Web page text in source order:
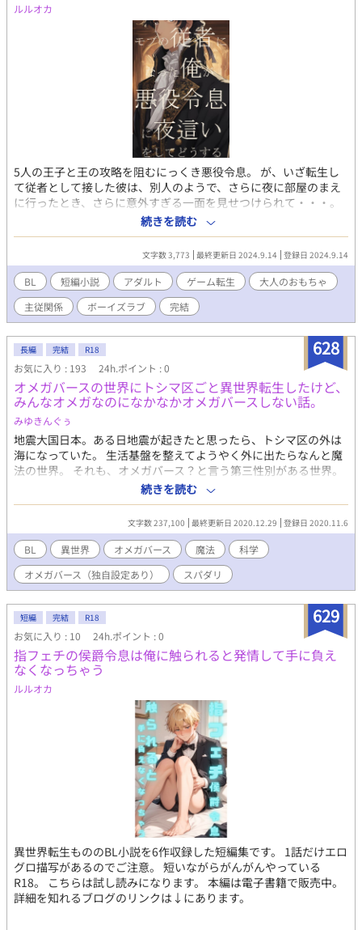
ルルオカ
5人の王子と王の攻略を阻むにっくき悪役令息。 が、いざ転生し
て従者として接した彼は、別人のようで、さらに夜に部屋のまえ
に行ったとき、さらに意外すぎる一面を見せつけられて・・・。
異世界転生ものBL小説です。R18。 「悪役令息の俺が王子たちに
夜這いされてどうする」のおまけの小説。 元ネタの小説は電子書
籍で販売中。 詳細が知れるブログのリンクは↓にあります。
続きを読む
文字数 3,773 最終更新日 2024.9.14 登録日 2024.9.14
BL 短編小説 アダルト ゲーム転生
大人のおもちゃ
主従関係
ボーイズラブ 完結
628
長編 完結 R18
お気に入り : 193 24h.ポイント : 0
オメガバースの世界にトシマ区ごと異世界転生したけど、
みんなオメガなのになかなかオメガバースしない話。
みゆきんぐぅ
地震大国日本。ある日地震が起きたと思ったら、トシマ区の外は
海になっていた。 生活基盤を整えてようやく外に出たらなんと魔
法の世界。 それも、オメガバース？と言う第三性別がある世界。
特徴を聞いてみたけど、・・・あれ？今トシマ区に居るやつ全員
オメガ？？ 「オメガはひれ伏せ？・・・頭沸いてるのか？？」 オ
メガの地位が低い世界に転生したけど、現代の科学を使って無双
します。 ただ、早い段階で番ができます。 なにがオメガバースし
ないかというと・・・それは本編で確認してし見てくださいw
「婚約破棄され売れ残りなのに、粘着質次期宰相につかまりまし
た。」 が、終わったら書き始めます。 ※誤字脱字超絶ごめんなさ
い ※短話ですけど1話ではないです。浮かぶ限りかきますです。
（12話で収まればいいな） ※ヨーロッパ風中世ファンタジーと、
現代が同時に出てきます。 ※オメガバースのルールは独自ルール
が入ります。（オメガ同士妊娠できたり） ※（私が書く）受けは
快楽に弱いです。 ※目指せ1日1回更新（更新開始は11月末予定）
続きを読む
文字数 237,100 最終更新日 2020.12.29 登録日 2020.11.6
BL 異世界 オメガバース 魔法
科学
オメガバース（独自設定あり）
スパダリ
629
短編 完結 R18
お気に入り : 10 24h.ポイント : 0
指フェチの侯爵令息は俺に触られると発情して手に負え
なくなっちゃう
ルルオカ
異世界転生もののBL小説を6作収録した短編集です。 1話だけエロ
グロ描写があるのでご注意。 短いながらがんがんやっている
R18。 こちらは試し読みになります。 本編は電子書籍で販売中。
詳細を知れるブログのリンクは↓にあります。